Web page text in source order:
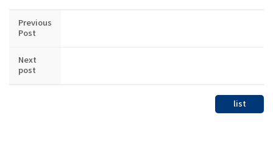
Previous
Post
Next
post
list